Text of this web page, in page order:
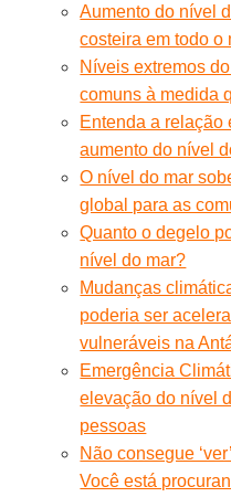
Aumento do nível
costeira em todo o
Níveis extremos
comuns à medida
Entenda a relação
aumento do nível
O nível do mar
global para as
Quanto o degelo
nível do mar?
Mudanças
poderia ser
vulneráveis na
Emergência
elevação do nível
pessoas
Não consegue
Você está